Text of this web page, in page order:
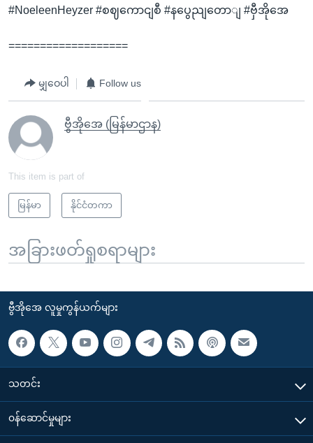
#NoeleenHeyzer #စဈကောငျစီ #နပွေညျတောျ #ဗှီအိုအေ
===================
မျှဝေပါ Follow us
ဗွီအိုအေ (မြန်မာဌာန)
This item is part of
မြန်မာ နိုင်ငံတကာ
အခြားဖတ်ရှုစရာများ
ဗွီအိုအေ လူမှုကွန်ယက်များ
သတင်း
၀န်ဆောင်မှုများ